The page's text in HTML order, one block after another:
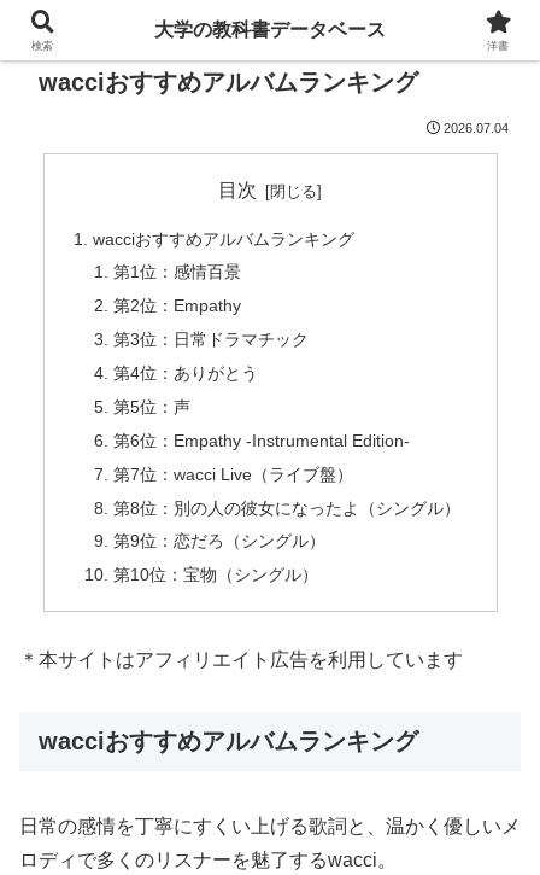
wacciおすすめアルバムランキング
2026.07.04
目次
wacciおすすめアルバムランキング
第1位：感情百景
第2位：Empathy
第3位：日常ドラマチック
第4位：ありがとう
第5位：声
第6位：Empathy -Instrumental Edition-
第7位：wacci Live（ライブ盤）
第8位：別の人の彼女になったよ（シングル）
第9位：恋だろ（シングル）
第10位：宝物（シングル）
＊本サイトはアフィリエイト広告を利用しています
wacciおすすめアルバムランキング
日常の感情を丁寧にすくい上げる歌詞と、温かく優しいメ
ロディで多くのリスナーを魅了するwacci。
検索
大学の教科書データベース
洋書